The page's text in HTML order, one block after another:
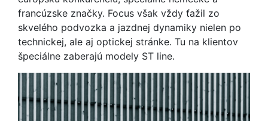
francúzske značky. Focus však vždy ťažil zo
skvelého podvozka a jazdnej dynamiky nielen po
technickej, ale aj optickej stránke. Tu na klientov
špeciálne zaberajú modely ST line.